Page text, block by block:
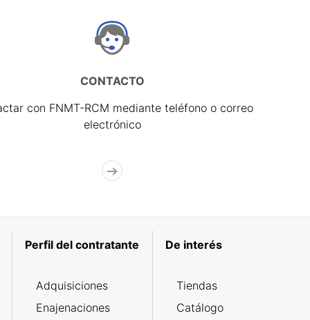
CONTACTO
con FNMT-RCM mediante teléfono o correo
electrónico
Perfil del contratante
Adquisiciones
Enajenaciones
De interés
Tiendas
Catálogo